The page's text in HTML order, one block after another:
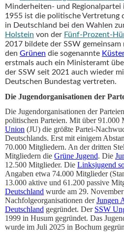
Minderheiten- und Regionalpartei
1955 ist die politische Vertretung
in Deutschland bei den Wahlen
Holstein von der Fünf-Prozent-
2017 bildete der SSW gemeinsam
den Grünen die sogenannte
erstmals auch ein Ministeramt
der SSW seit 2021 auch wieder
Deutschen Bundestag vertreten.
Die Jugendorganisationen der
Die Jugendorganisationen der
politischen Parteien. Mit über 91.000
Union (JU) die größte Partei-
Deutschlands. Erst mit einigem
70.000 Mitgliedern. An der dritten
Mitgliedern die Grüne Jugend. Die
12.500 Mitglieder. Die Linksjugend
Angaben etwa 74.000 Mitglieder
13.000 aktive und 61.200 passive
Deutschland wurde am 29.
Nachfolgeorganisationen derJungen
Deutschland gegründet. Der SSW
1999 in Husum gegründet. Das
wurde im Juli 2025 in Bochum